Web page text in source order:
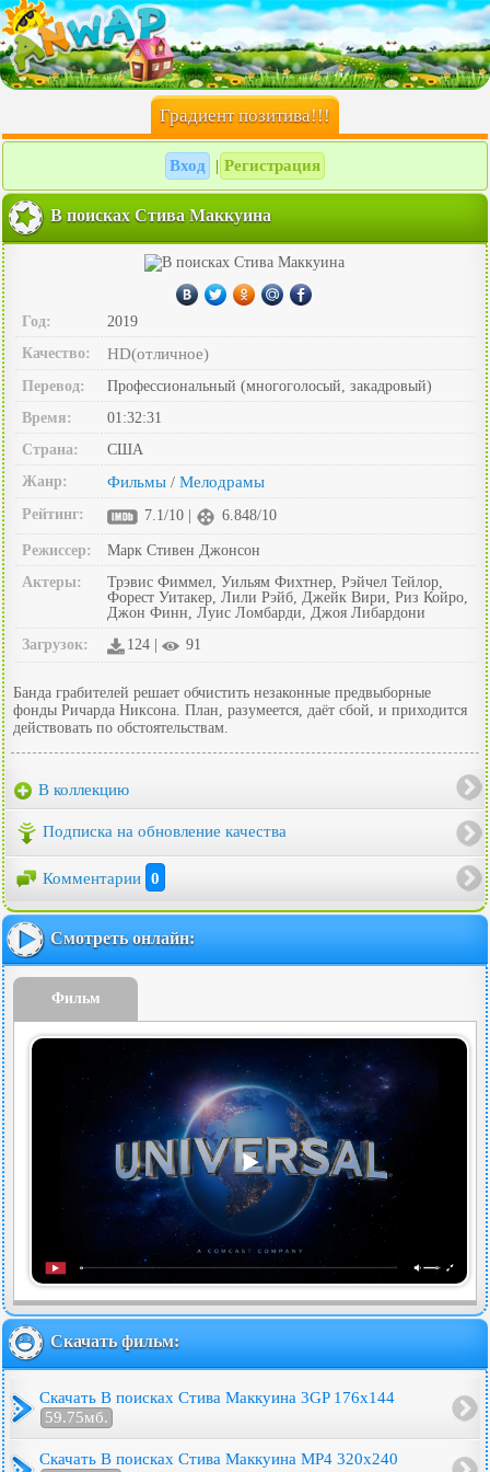
Градиент позитива!!!
Вход Регистрация
В поисках Стива Маккуина
Год:
2019
Качество:
HD(отличное)
Перевод:
Профессиональный (многоголосый, закадровый)
Время:
01:32:31
Страна:
США
Жанр:
Фильмы / Мелодрамы
Рейтинг: 7.1/10 | 6.848/10
Режиссер:
Марк Стивен Джонсон
Актеры:
Трэвис Фиммел, Уильям Фихтнер, Рэйчел Тейлор,
Форест Уитакер, Лили Рэйб, Джейк Вири, Риз Койро,
Джон Финн, Луис Ломбарди, Джоя Либардони
Загрузок:
124 | 91
Банда грабителей решает обчистить незаконные предвыборные
фонды Ричарда Никсона. План, разумеется, даёт сбой, и приходится
действовать по обстоятельствам.
В коллекцию
Подписка на обновление качества
Комментарии 0
Смотреть онлайн:
Фильм
Скачать фильм:
Скачать В поисках Стива Маккуина 3GP 176x144
59.75мб.
Скачать В поисках Стива Маккуина MP4 320x240